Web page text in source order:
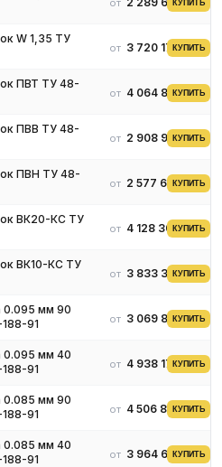
от КУПИТЬ
W 1,35 ТУ
от 3 720 176 ₽КУПИТЬ
ПВТ ТУ 48-
от 4 064 843 ₽
КУПИТЬ
ПВВ ТУ 48-
от 2 908 995 ₽
КУПИТЬ
ПВН ТУ 48-
от 2 577 688 ₽
КУПИТЬ
ВК20-КС ТУ
от 4 128 300 ₽КУПИТЬ
ВК10-КС ТУ
от 3 833 342 ₽
КУПИТЬ
0.095 мм 90
91
от 3 069 813 ₽КУПИТЬ
0.095 мм 40
91
от 4 938 175 ₽КУПИТЬ
0.085 мм 90
91
от 4 506 894 ₽
КУПИТЬ
0.085 мм 40
91
от 3 964 619 ₽КУПИТЬ